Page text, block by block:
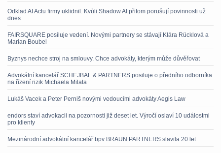
Odklad AI Actu firmy uklidnil. Kvůli Shadow AI přitom porušují povinnosti už
dnes
FAIRSQUARE posiluje vedení. Novými partnery se stávají Klára Rücklová a
Marian Boubel
Byznys nechce stroj na smlouvy. Chce advokáty, kterým může důvěřovat
Advokátní kancelář SCHEJBAL & PARTNERS posiluje o předního odborníka
na řízení rizik Michaela Milata
Lukáš Vacek a Peter Perniš novými vedoucími advokáty Aegis Law
endors staví advokacii na pozornosti již deset let. Výročí oslaví 10 událostmi
pro klienty
Mezinárodní advokátní kancelář bpv BRAUN PARTNERS slavila 20 let